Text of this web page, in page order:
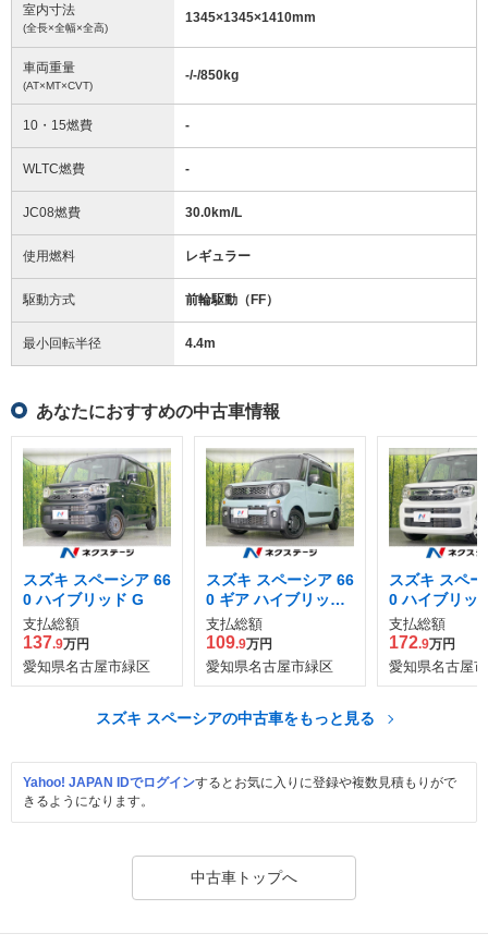
室内寸法
(全長×全幅×全高)
1345×1345×1410mm
車両重量
(AT×MT×CVT)
-/-/850kg
10・15燃費 -
WLTC燃費 -
JC08燃費 30.0km/L
使用燃料 レギュラー
駆動方式 前輪駆動（FF）
最小回転半径 4.4m
あなたにおすすめの中古車情報
スズキ スペーシア 66
0 ハイブリッド G
支払総額
137.9万円
愛知県名古屋市緑区
スズキ スペーシア 66
0 ギア ハイブリッド
XZ
支払総額
109.9万円
愛知県名古屋市緑区
スズキ スペ
0 ハイブリッ
支払総額
172.9万円
愛知県名古屋
スズキ スペーシアの中古車をもっと見る
Yahoo! JAPAN IDでログインするとお気に入りに登録や複数見積もりがで
きるようになります。
中古車トップへ